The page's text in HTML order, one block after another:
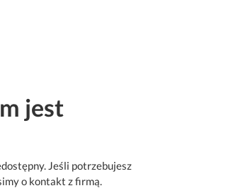
jest
Jeśli potrzebujesz
o kontakt z firmą.